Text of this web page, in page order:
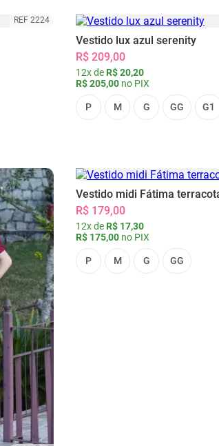
REF 2224
Vestido lux azul serenity
R$ 209,00
12x de R$ 20,20
R$ 205,00 no PIX
P M G GG G1
Vestido midi Fátima
R$ 179,00
12x de R$ 17,30
R$ 175,00 no PIX
P M G GG